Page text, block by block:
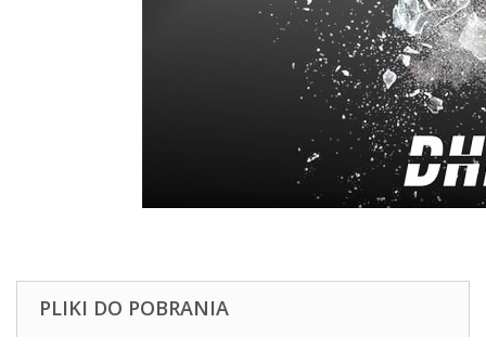
PLIKI DO POBRANIA